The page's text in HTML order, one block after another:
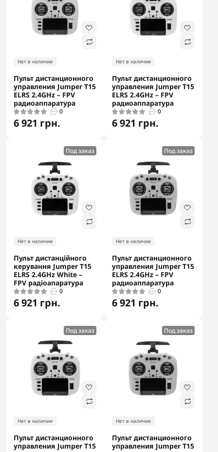
Нет в наличии
Пульт дистанционного
управления Jumper T15
ELRS 2.4GHz – FPV
радиоаппаратура
0
6 921 грн.
Нет в наличии
Пульт дистанционного
управления Jumper T15
ELRS 2.4GHz – FPV
радиоаппаратура
0
6 921 грн.
Под заказ
Нет в наличии
Пульт дистанційного
керування Jumper T15
ELRS 2.4GHz White –
FPV радіоапаратура
0
6 921 грн.
Под заказ
Нет в наличии
Пульт дистанционного
управления Jumper T15
ELRS 2.4GHz – FPV
радиоаппаратура
0
6 921 грн.
Под заказ
Нет в наличии
Пульт дистанционного
управления Jumper T15
Под заказ
Нет в наличии
Пульт дистанционного
управления Jumper T15